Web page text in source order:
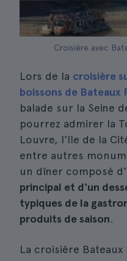
Croisière avec
Lors de la croisière
boissons de Bateaux
balade sur la Seine
pourrez admirer la
Louvre, l'île de la
entre autres
un dîner composé
principal et d'un
typiques de la
produits de saison.
La croisière